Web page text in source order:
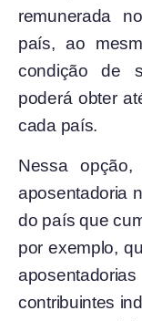
remunerada
país, ao
condição de
poderá obter
cada país.
Nessa
aposentadoria
do país que
por exemplo,
contribuintes